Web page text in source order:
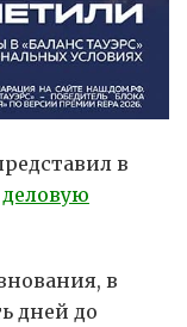
в
деловую
в
дней до